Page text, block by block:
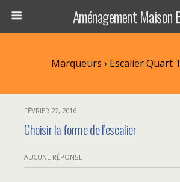
Aménagement Maison
Marqueurs › Escalier Quart
FÉVRIER 22, 2016
Choisir la forme de l’escalier
AUCUNE RÉPONSE